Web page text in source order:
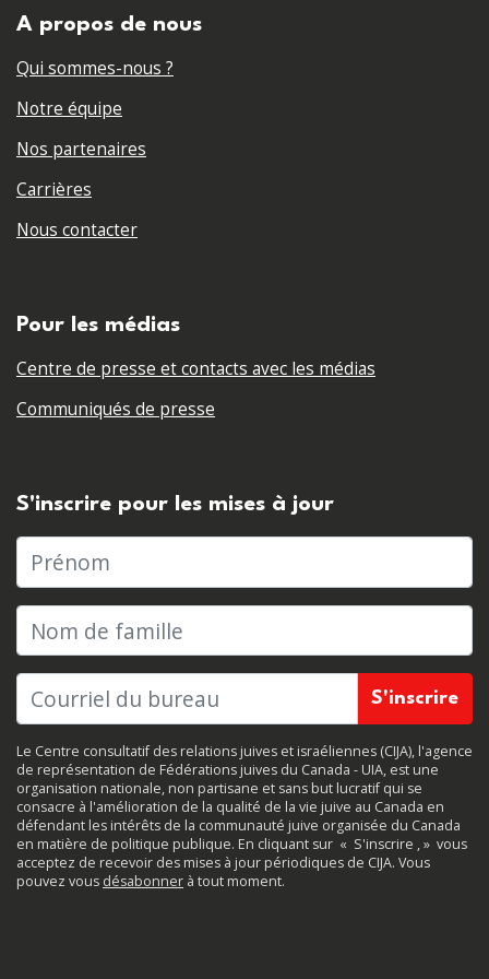
A propos de nous
Qui sommes-nous ?
Notre équipe
Nos partenaires
Carrières
Nous contacter
Pour les médias
Centre de presse et contacts avec les médias
Communiqués de presse
S'inscrire pour les mises à jour
Prénom
Nom de famille
Le Centre consultatif des relations juives et israéliennes (CIJA), l'agence
de représentation de Fédérations juives du Canada - UIA, est une
organisation nationale, non partisane et sans but lucratif qui se
consacre à l'amélioration de la qualité de la vie juive au Canada en
défendant les intérêts de la communauté juive organisée du Canada
en matière de politique publique. En cliquant sur « S'inscrire , » vous
acceptez de recevoir des mises à jour périodiques de CIJA. Vous
pouvez vous désabonner à tout moment.